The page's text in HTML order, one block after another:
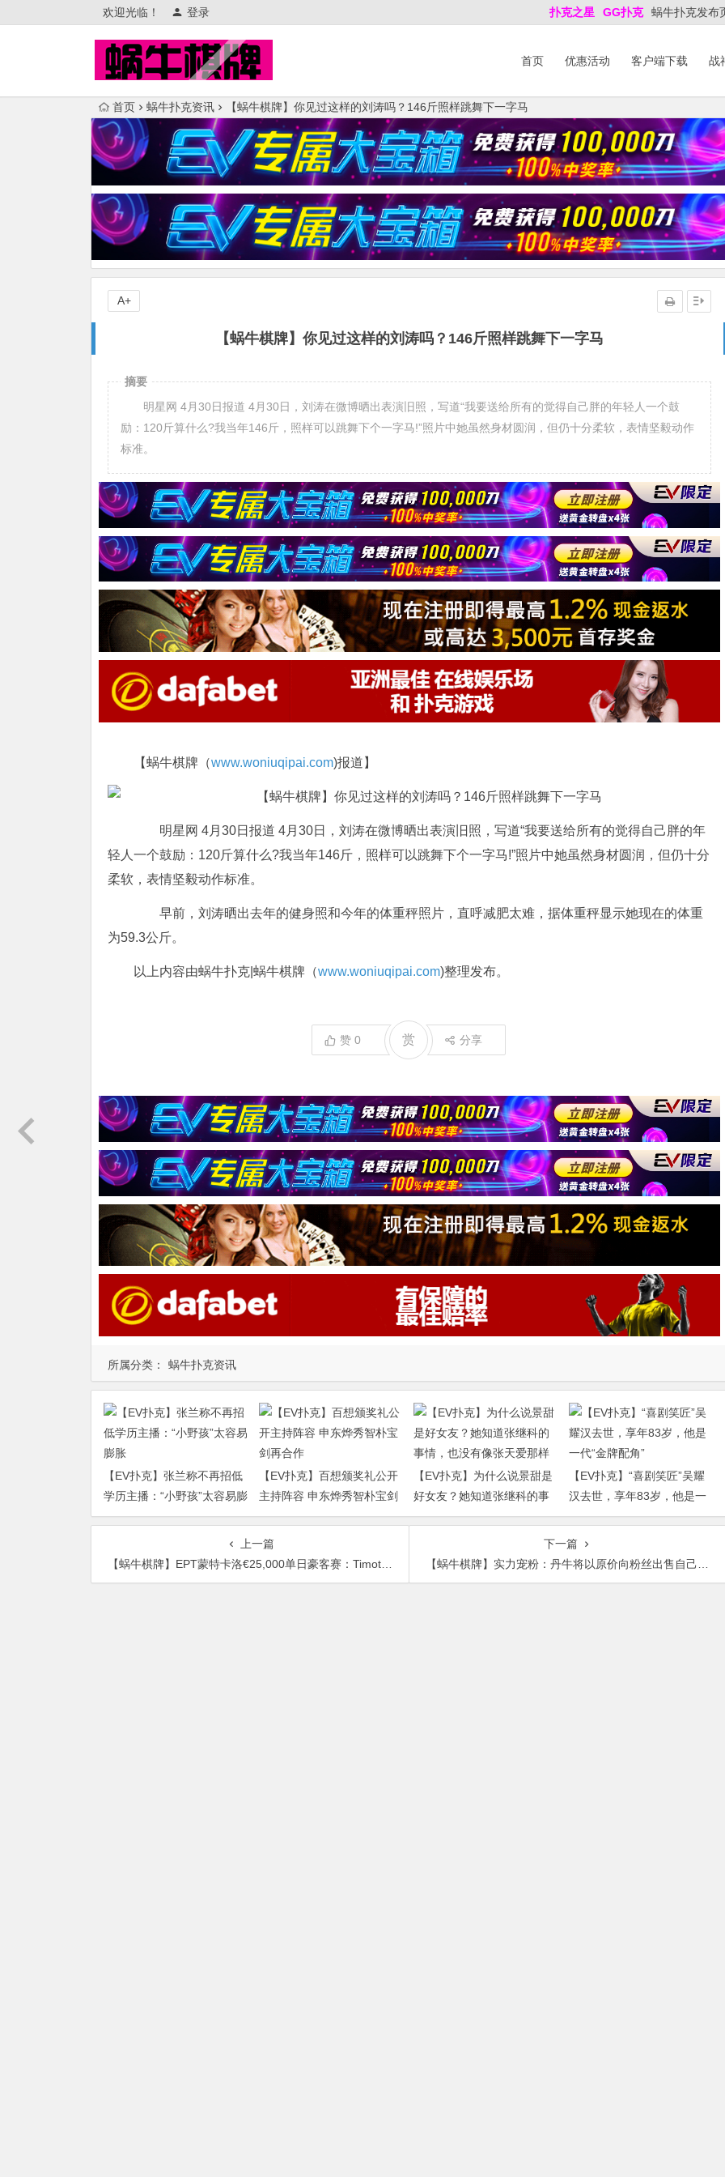
欢迎光临！ 登录 扑克之星 GG扑克 蜗牛扑克发布
首页 优惠活动 客户端下载 战
首页 蜗牛扑克资讯 【蜗牛棋牌】你见过这样的刘涛吗？146斤照样跳舞下一字马
【蜗牛棋牌】你见过这样的刘涛吗？146斤照样跳舞下一字马
A+
所属分类： 蜗牛扑克资讯
摘要
明星网 4月30日报道 4月30日，刘涛在微博晒出表演旧照，写道“我要送给所有的觉得自己胖的年轻人一个鼓
励：120斤算什么?我当年146斤，照样可以跳舞下个一字马!”照片中她虽然身材圆润，但仍十分柔软，表情坚毅动作
标准。
【蜗牛棋牌（www.woniuqipai.com)报道】
明星网 4月30日报道 4月30日，刘涛在微博晒出表演旧照，写道“我要送给所有的觉得自己胖的年
轻人一个鼓励：120斤算什么?我当年146斤，照样可以跳舞下个一字马!”照片中她虽然身材圆润，但仍十分
柔软，表情坚毅动作标准。
早前，刘涛晒出去年的健身照和今年的体重秤照片，直呼减肥太难，据体重秤显示她现在的体重
为59.3公斤。
以上内容由蜗牛扑克|蜗牛棋牌（www.woniuqipai.com)整理发布。
赞 0 赏 分享
【EV扑克】张兰称不再招低
学历主播：“小野孩”太容易膨
胀
【EV扑克】百想颁奖礼公开
主持阵容 申东烨秀智朴宝剑
再合作
【EV扑克】为什么说景甜是
好女友？她知道张继科的事
情，也没有像张天爱那样
【EV扑克】“喜剧笑匠”吴耀
汉去世，享年83岁，他是一
代“金牌配角”
上一篇
【蜗牛棋牌】EPT蒙特卡洛€25,000单日豪客赛：Timothy Adams击败Sean Winter夺得冠军，入账€548,030
下一篇
【蜗牛棋牌】实力宠粉：丹牛将以原价向粉丝出售自己的WSOP买入份额